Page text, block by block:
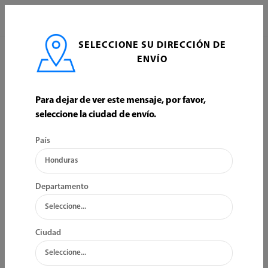
EQUIPO DE GASOLINA VARIOS
ORDENAR POR:
SELECCIONE SU DIRECCIÓN DE
ENVÍO
Para dejar de ver este mensaje, por favor,
seleccione la ciudad de envío.
País
Departamento
Ciudad